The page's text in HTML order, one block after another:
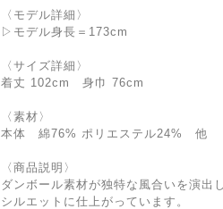
〈モデル詳細〉
▷モデル身長＝173cm
〈サイズ詳細〉
着丈 102cm 身巾 76cm
〈素材〉
本体 綿76% ポリエステル24% 他
〈商品説明〉
ダンボール素材が独特な風合いを演出
シルエットに仕上がっています。